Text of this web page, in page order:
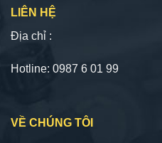
LIÊN HỆ
Địa chỉ :
Hotline: 0987 6 01 99
VỀ CHÚNG TÔI